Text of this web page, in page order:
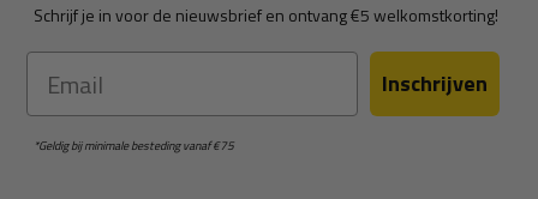
Schrijf je in voor de nieuwsbrief en ontvang €5 welkomstkorting!
Email Inschrijven
*Geldig bij minimale besteding vanaf €75